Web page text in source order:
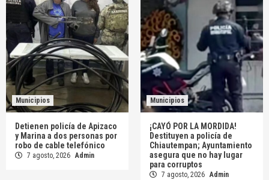
Municipios
Detienen policía de Apizaco
y Marina a dos personas por
robo de cable telefónico
7 agosto, 2026 Admin
Municipios
¡CAYÓ POR LA MORDIDA!
Destituyen a policía de
Chiautempan; Ayuntamiento
asegura que no hay lugar
para corruptos
7 agosto, 2026 Admin